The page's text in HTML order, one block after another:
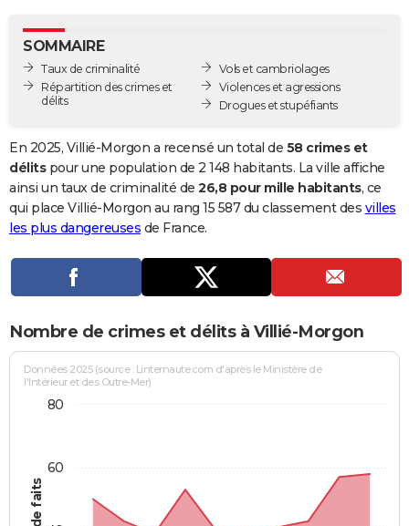
GUIDES D'ACHAT
BONS PLANS
Carte de Noël
Carte Bonne année
Carte Saint-Valentin
Carte Pâques
Carte d'anniversaire
DICTIONNAIRE
Dictionnaire
Biographies
Citations
Expressions
Proverbes
PROGRAMME TV
Se connecter
Entreprises
Service militaire
Avis de recherche
AVIS DE DÉCÈS
Bricolage
Lifestyle
Culture
Sport
Auto
Television
Voyage
Cinema
SOMMAIRE
Taux de criminalité
Répartition des crimes et
délits
Vols et cambriolages
Violences et agressions
Drogues et stupéfiants
En 2025, Villié-Morgon a recensé un total de 58 crimes et
délitspour une population de 2 148 habitants. La ville affiche
ainsi un taux de criminalité de 26,8 pour mille habitants, ce
qui place Villié-Morgon au rang 15 587 du classement des villes
les plus dangereuses de France.
Nombre de crimes et délits à Villié-Morgon
Données 2025 (source : Linternaute.com d'après le Ministère de
l'Intérieur et des Outre-Mer)
60
80